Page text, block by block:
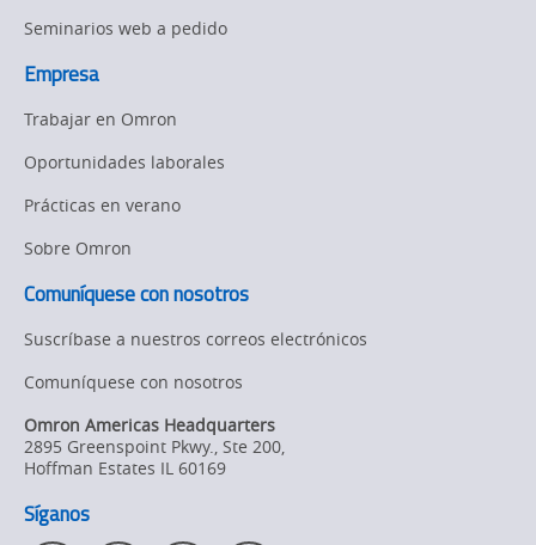
Seminarios web a pedido
Empresa
Trabajar en Omron
Oportunidades laborales
Prácticas en verano
Sobre Omron
Comuníquese con nosotros
Suscríbase a nuestros correos electrónicos
Comuníquese con nosotros
Omron Americas Headquarters
2895 Greenspoint Pkwy., Ste 200,
Hoffman Estates IL 60169
Síganos